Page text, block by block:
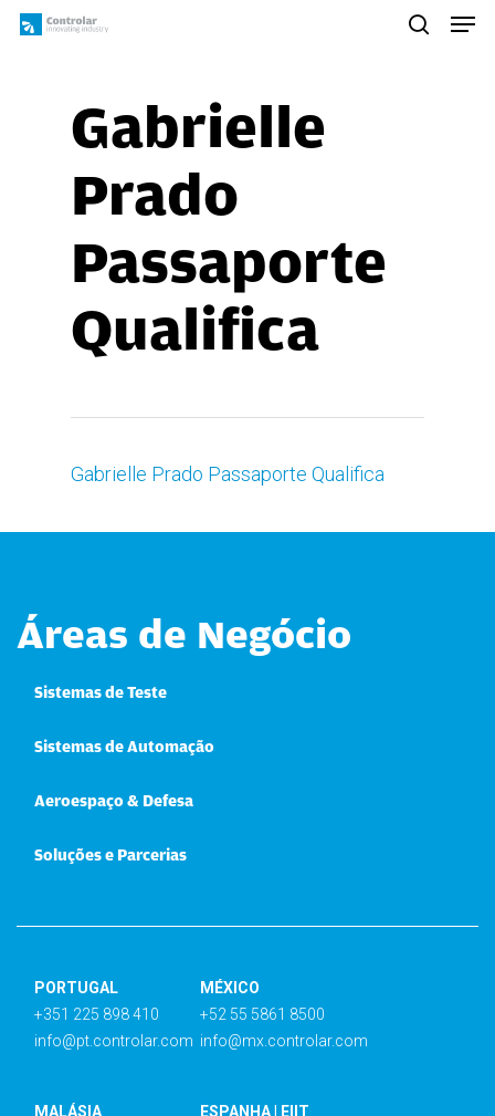
Skip
Gabrielle
Prado
Passaporte
Qualifica
Gabrielle Prado Passaporte Qualifica
Áreas de Negócio
Sistemas de Teste
Sistemas de Automação
Aeroespaço & Defesa
Soluções e Parcerias
PORTUGAL
+351 225 898 410
info@pt.controlar.com
MÉXICO
+52 55 5861 8500
info@mx.controlar.com
MALÁSIA
ESPANHA | EIIT